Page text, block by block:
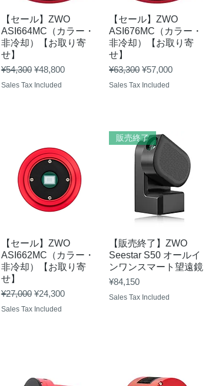
Quick View
【セール】ZWO
ASI664MC（カラー・
非冷却）【お取り寄
せ】
Regular Price
¥54,300 Sale Price
¥48,800
Sales Tax Included
Quick View
【セール】ZWO
ASI676MC（カラー・
非冷却）【お取り寄
せ】
Regular Price
¥63,300 Sale Price
¥57,000
Sales Tax Included
Quick View
【セール】ZWO
ASI662MC（カラー・
非冷却）【お取り寄
せ】
Regular Price
¥27,000 Sale Price
¥24,300
Sales Tax Included
Quick View
販売終了
【販売終了】ZWO
Seestar S50 オールイ
ンワンスマート望遠鏡
Price
¥84,150
Sales Tax Included